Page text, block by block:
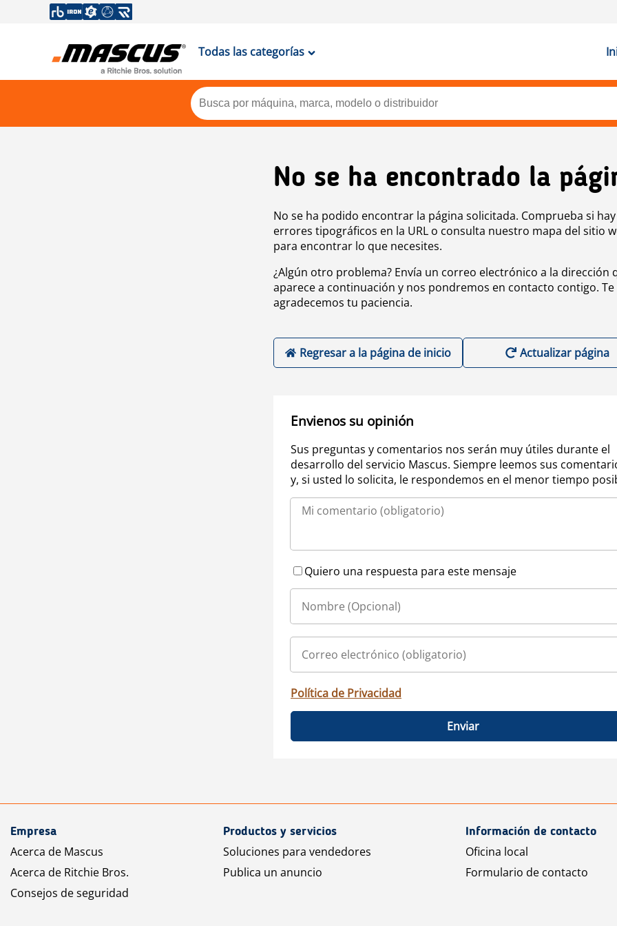
Todas las categorías
No se ha encontrado la
No se ha podido encontrar la página solicitada. Comprueba si hay
errores tipográficos en la URL o consulta nuestro mapa del sitio
para encontrar lo que necesites.
¿Algún otro problema? Envía un correo electrónico a la dirección
aparece a continuación y nos pondremos en contacto contigo. Te
agradecemos tu paciencia.
Regresar a la página de inicio Actualizar página
Envienos su opinión
Sus preguntas y comentarios nos serán muy útiles durante el
desarrollo del servicio Mascus. Siempre leemos sus
y, si usted lo solicita, le respondemos en el menor tiempo
Quiero una respuesta para este mensaje
Política de Privacidad
Enviar
Empresa
Acerca de Mascus
Acerca de Ritchie Bros.
Consejos de seguridad
Productos y servicios
Soluciones para vendedores
Publica un anuncio
Información de contacto
Oficina local
Formulario de contacto